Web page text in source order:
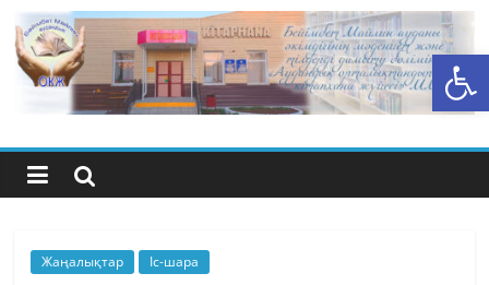
Open toolbar
Skip
to
content
Бейімбет
Майлин
ауданының
Жаңалықтар Іс-шара